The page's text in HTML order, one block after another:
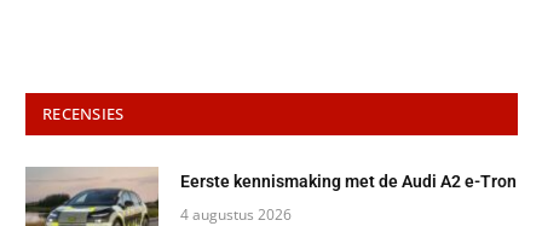
RECENSIES
Eerste kennismaking met de Audi A2 e-Tron
4 augustus 2026